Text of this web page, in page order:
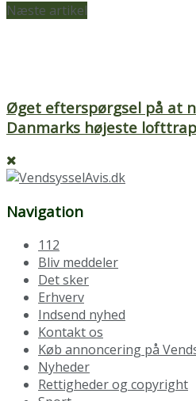
Næste artikel
Øget efterspørgsel på at
Danmarks højeste
Navigation
112
Bliv meddeler
Det sker
Erhverv
Indsend nyhed
Kontakt os
Køb annoncering på
Nyheder
Rettigheder og copyright